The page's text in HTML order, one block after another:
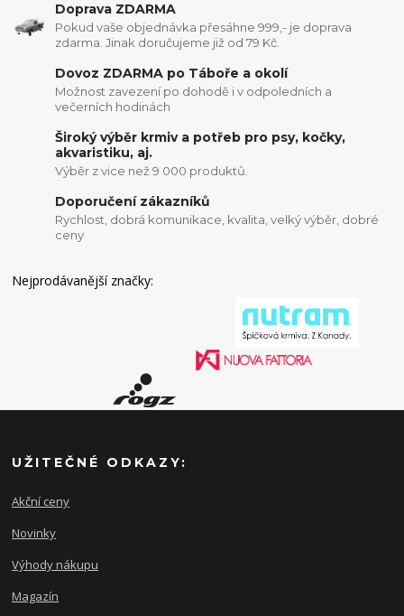
Doprava ZDARMA
Pokud vaše objednávka přesáhne 999,- je doprava
zdarma. Jinak doručujeme již od 79 Kč.
Dovoz ZDARMA po Táboře a okolí
Možnost zavezení po dohodě i v odpoledních a
večerních hodinách
Široký výběr krmiv a potřeb pro psy, kočky,
akvaristiku, aj.
Výběr z vice než 9 000 produktů.
Doporučení zákazníků
Rychlost, dobrá komunikace, kvalita, velký výběr, dobré
ceny
Nejprodávanější značky:
UŽITEČNÉ ODKAZY:
Akční ceny
Novinky
Výhody nákupu
Magazín